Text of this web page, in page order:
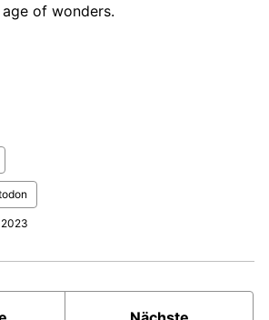
of wonders.